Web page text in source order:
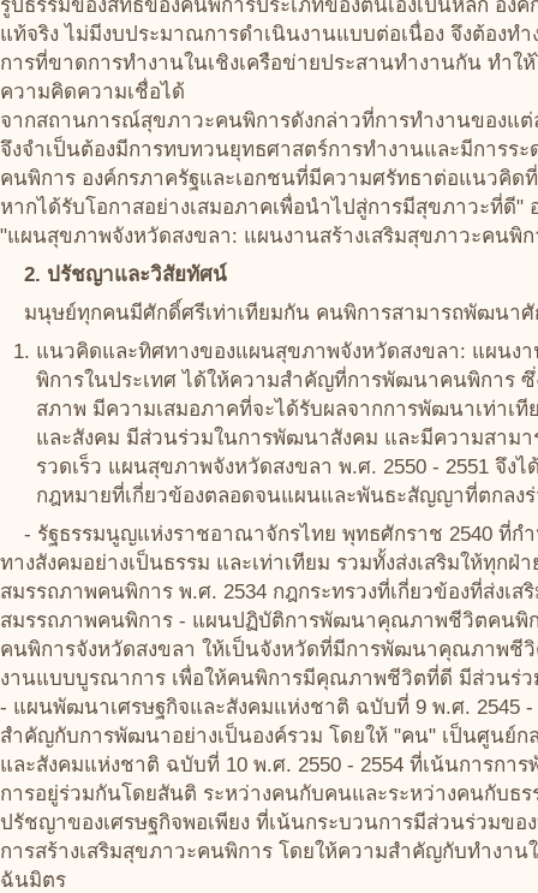
รูปธรรมของสิทธิของคนพิการประเภทของตนเองเป็นหลัก อง
แท้จริง ไม่มีงบประมาณการดำเนินงานแบบต่อเนื่อง จึงต้องท
การที่ขาดการทำงานในเชิงเครือข่ายประสานทำงานกัน ทำใ
ความคิดความเชื่อได้
จากสถานการณ์สุขภาวะคนพิการดังกล่าวที่การทำงานของแ
จึงจำเป็นต้องมีการทบทวนยุทธศาสตร์การทำงานและมีการร
คนพิการ องค์กรภาครัฐและเอกชนที่มีความศรัทธาต่อแนวคิ
หากได้รับโอกาสอย่างเสมอภาคเพื่อนำไปสู่การมีสุขภาวะที่
"แผนสุขภาพจังหวัดสงขลา: แผนงานสร้างเสริมสุขภาวะคนพิ
2. ปรัชญาและวิสัยทัศน์
มนุษย์ทุกคนมีศักดิ์ศรีเท่าเทียมกัน คนพิการสามารถพัฒนา
แนวคิดและทิศทางของแผนสุขภาพจังหวัดสงขลา: แผนง
พิการในประเทศ ได้ให้ความสำคัญที่การพัฒนาคนพิการ ซึ่
สภาพ มีความเสมอภาคที่จะได้รับผลจากการพัฒนาเท่าเ
และสังคม มีส่วนร่วมในการพัฒนาสังคม และมีความสาม
รวดเร็ว แผนสุขภาพจังหวัดสงขลา พ.ศ. 2550 - 2551 จึ
กฎหมายที่เกี่ยวข้องตลอดจนแผนและพันธะสัญญาที่ตกลง
- รัฐธรรมนูญแห่งราชอาณาจักรไทย พุทธศักราช 2540 ที่ก
ทางสังคมอย่างเป็นธรรม และเท่าเทียม รวมทั้งส่งเสริมให้ทุ
สมรรถภาพคนพิการ พ.ศ. 2534 กฎกระทรวงที่เกี่ยวข้องที่ส่ง
สมรรถภาพคนพิการ - แผนปฏิบัติการพัฒนาคุณภาพชีวิตคนพิ
คนพิการจังหวัดสงขลา ให้เป็นจังหวัดที่มีการพัฒนาคุณภาพชี
งานแบบบูรณาการ เพื่อให้คนพิการมีคุณภาพชีวิตที่ดี มีส่วนร่ว
- แผนพัฒนาเศรษฐกิจและสังคมแห่งชาติ ฉบับที่ 9 พ.ศ. 2545
สำคัญกับการพัฒนาอย่างเป็นองค์รวม โดยให้ "คน" เป็นศูนย์
และสังคมแห่งชาติ ฉบับที่ 10 พ.ศ. 2550 - 2554 ที่เน้นการก
การอยู่ร่วมกันโดยสันติ ระหว่างคนกับคนและระหว่างคนกับ
ปรัชญาของเศรษฐกิจพอเพียง ที่เน้นกระบวนการมีส่วนร่วมข
การสร้างเสริมสุขภาวะคนพิการ โดยให้ความสำคัญกับทำงา
ฉันมิตร